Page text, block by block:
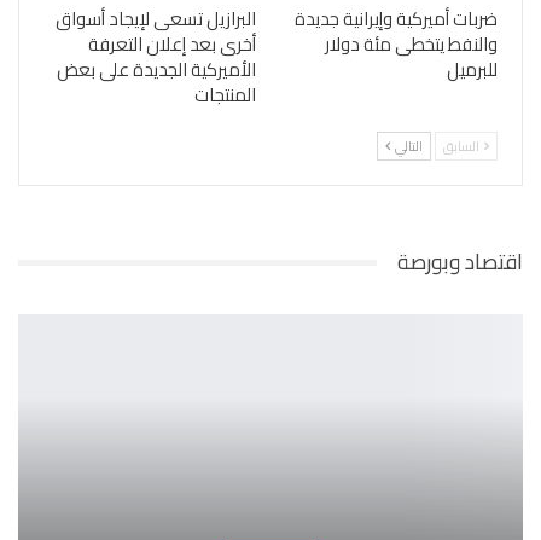
ضربات أميركية وإيرانية جديدة
والنفط يتخطى مئة دولار
للبرميل
البرازيل تسعى لإيجاد أسواق
أخرى بعد إعلان التعرفة
الأميركية الجديدة على بعض
المنتجات
السابق التالي
اقتصاد وبورصة